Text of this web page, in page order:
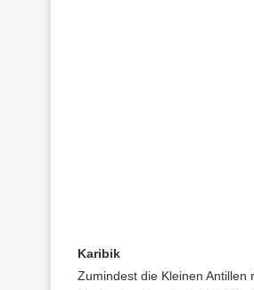
Karibik
Zumindest die Kleinen